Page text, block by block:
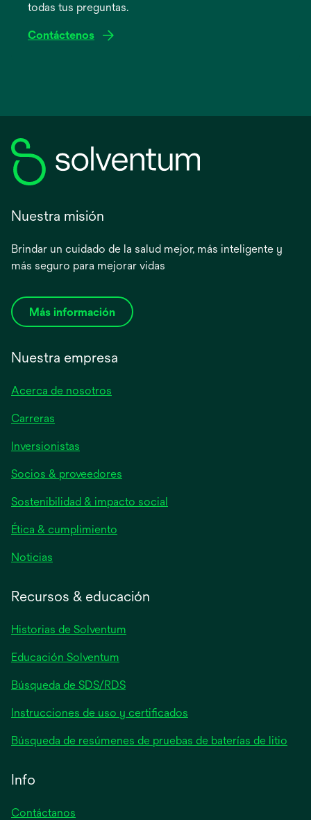
pestaña
todas tus preguntas.
Contáctenos
Nuestra misión
Brindar un cuidado de la salud mejor, más inteligente y
más seguro para mejorar vidas
Más información
Nuestra empresa
Acerca de nosotros
Carreras
Inversionistas
en
una
pestaña
nueva
Socios & proveedores
Sostenibilidad & impacto social
Ética & cumplimiento
Noticias
pestaña
Recursos & educación
Historias de Solventum
Educación Solventum
Búsqueda de SDS/RDS
Instrucciones de uso y certificados
Búsqueda de resúmenes de pruebas de baterías de litio
Info
Contáctanos